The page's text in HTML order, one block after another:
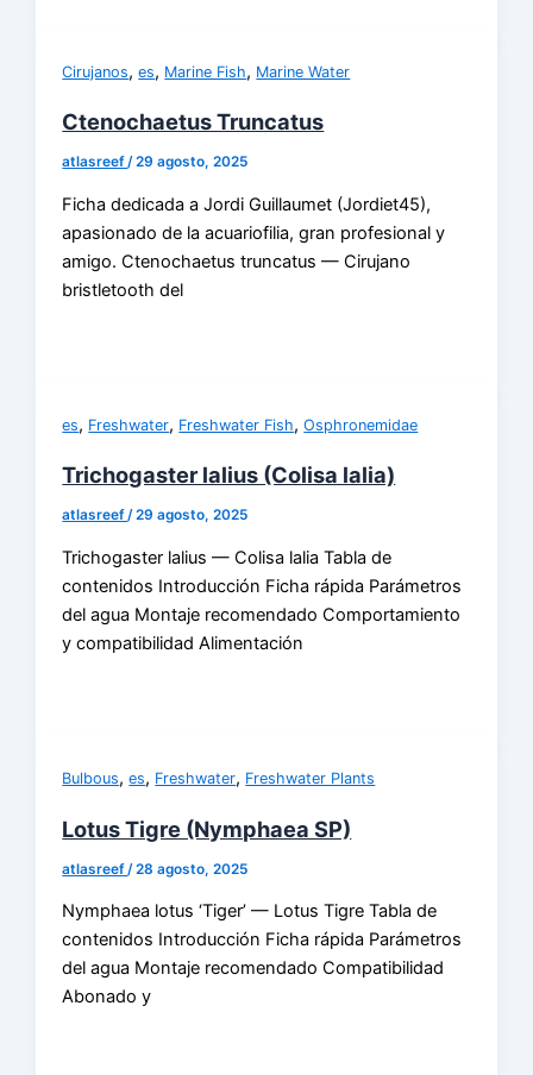
Cirujanos,es, Marine Fish, Marine Water
Ctenochaetus Truncatus
atlasreef/29 agosto, 2025
Ficha dedicada a Jordi Guillaumet (Jordiet45),
apasionado de la acuariofilia, gran profesional y
amigo. Ctenochaetus truncatus — Cirujano
bristletooth del
es, Freshwater, Freshwater Fish,Osphronemidae
Trichogaster lalius (Colisa lalia)
atlasreef/29 agosto, 2025
Trichogaster lalius — Colisa lalia Tabla de
contenidos Introducción Ficha rápida Parámetros
del agua Montaje recomendado Comportamiento
y compatibilidad Alimentación
Bulbous,es, Freshwater, Freshwater Plants
Lotus Tigre (Nymphaea SP)
atlasreef /28 agosto, 2025
Nymphaea lotus ‘Tiger’ — Lotus Tigre Tabla de
contenidos Introducción Ficha rápida Parámetros
del agua Montaje recomendado Compatibilidad
Abonado y